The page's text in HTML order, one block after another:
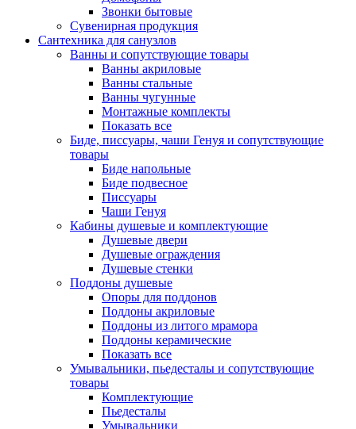
Звонки бытовые
Сувенирная продукция
Сантехника для санузлов
Ванны и сопутствующие товары
Ванны акриловые
Ванны стальные
Ванны чугунные
Монтажные комплекты
Показать все
Биде, писсуары, чаши Генуя и сопутствующие
товары
Биде напольные
Биде подвесное
Писсуары
Чаши Генуя
Кабины душевые и комплектующие
Душевые двери
Душевые ограждения
Душевые стенки
Поддоны душевые
Опоры для поддонов
Поддоны акриловые
Поддоны из литого мрамора
Поддоны керамические
Показать все
Умывальники, пьедесталы и сопутствующие
товары
Комплектующие
Пьедесталы
Умывальники